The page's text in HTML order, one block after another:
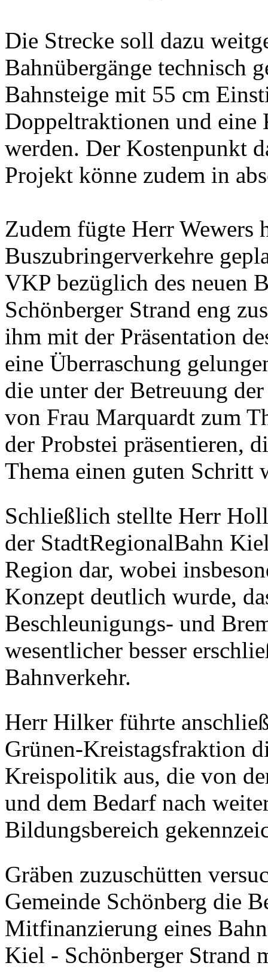
Die Strecke soll dazu
Bahnübergänge technisch
Bahnsteige mit 55 cm
Doppeltraktionen und eine
werden. Der Kostenpunkt
Projekt könne zudem in
Zudem fügte Herr Wewers
Buszubringerverkehre
VKP bezüglich des neuen
Schönberger Strand eng
ihm mit der Präsentation
eine Überraschung
die unter der Betreuung
von Frau Marquardt zum
der Probstei präsentieren,
Thema einen guten Schritt
Schließlich stellte Herr
der StadtRegionalBahn
Region dar, wobei
Konzept deutlich wurde,
Beschleunigungs- und
wesentlicher besser
Bahnverkehr.
Herr Hilker führte
Grünen-Kreistagsfraktion
Kreispolitik aus, die von
und dem Bedarf nach
Bildungsbereich
Gräben zuzuschütten
Gemeinde Schönberg die
Mitfinanzierung eines
Kiel - Schönberger Strand